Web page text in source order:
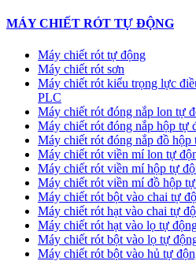
MÁY CHIẾT RÓT TỰ ĐỘNG
Máy chiết rót tự động
Máy chiết rót sơn
Máy chiết rót kiểu trọng lực
PLC
Máy chiết rót đóng nắp lon tự
Máy chiết rót đóng nắp hộp tự
Máy chiết rót đóng nắp đồ hộp
Máy chiết rót viền mí lon tự
Máy chiết rót viền mí hộp tự
Máy chiết rót viền mí đồ hộp
Máy chiết rót bột vào chai tự
Máy chiết rót hạt vào chai tự
Máy chiết rót hạt vào lọ tự
Máy chiết rót bột vào lọ tự
Máy chiết rót bột vào hủ tự